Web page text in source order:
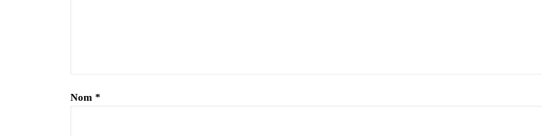
Nom *